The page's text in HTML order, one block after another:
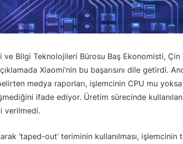
ve Bilgi Teknolojileri Bürosu Baş Ekonomisti,
Xiaomi’nin bu başarısını dile getirdi.
medya raporları, işlemcinin CPU mu
ifade ediyor. Üretim sürecinde
verilmedi.
‘taped-out’ teriminin kullanılması, işlemcinin